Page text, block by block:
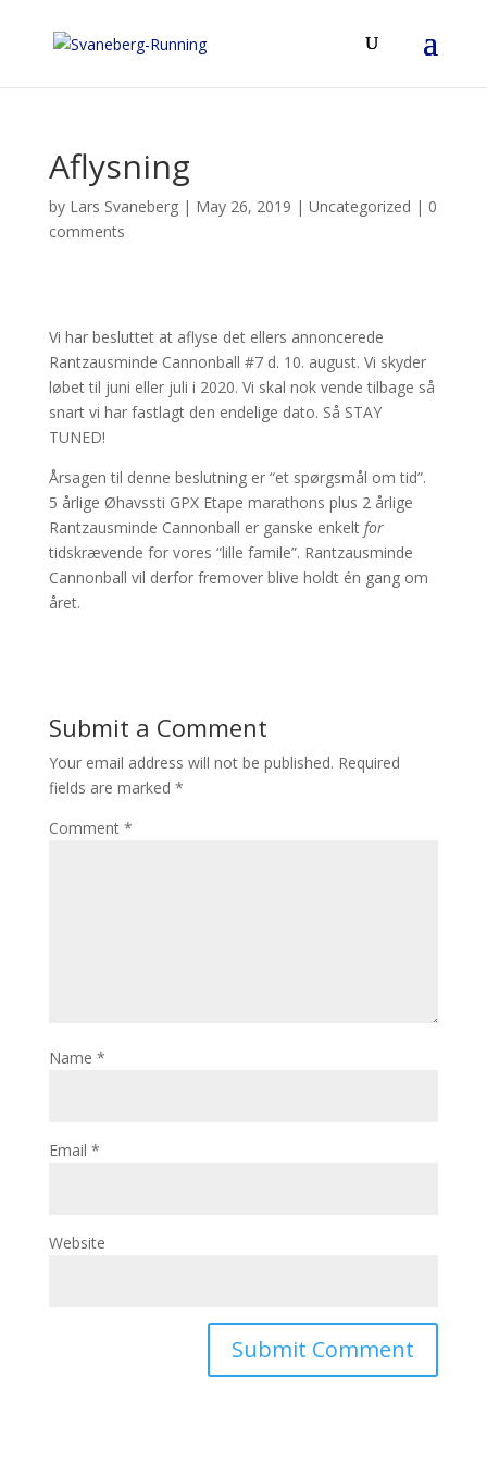
Aflysning
by Lars Svaneberg| May 26, 2019 | Uncategorized | 0
comments
Vi har besluttet at aflyse det ellers annoncerede
Rantzausminde Cannonball #7 d. 10. august. Vi skyder
løbet til juni eller juli i 2020. Vi skal nok vende tilbage så
snart vi har fastlagt den endelige dato. Så STAY
TUNED!
Årsagen til denne beslutning er “et spørgsmål om tid”.
5 årlige Øhavssti GPX Etape marathons plus 2 årlige
Rantzausminde Cannonball er ganske enkelt for
tidskrævende for vores “lille famile”. Rantzausminde
Cannonball vil derfor fremover blive holdt én gang om
året.
Submit a Comment
Your email address will not be published. Required
fields are marked *
Comment *
Name *
Email *
Website